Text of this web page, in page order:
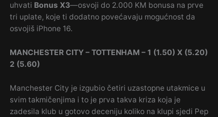
uhvati Bonus X3—osvoji do 2.000 KM bonusa na prve
tri uplate, koje ti dodatno povećavaju mogućnost da
osvojiš iPhone 16.
MANCHESTER CITY – TOTTENHAM – 1 (1.50) X (5.20)
2 (5.60)
Manchester City je izgubio četiri uzastopne utakmice u
svim takmičenjima i to je prva takva kriza koja je
zadesila klub u gotovo deceniju koliko na klupi sjedi Pep